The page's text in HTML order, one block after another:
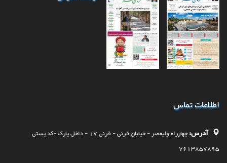
اطلاعات تماس
آدرس:
چهارراه وليعصر - خيابان قرنی - قرنی 17 - داخل پارک -کد پستی
7613857895